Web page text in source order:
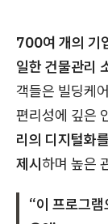
700여 개의 기
일한 건물관리
객들은 빌딩케
편리성에 깊은
리의 디지털화
제시하며 높은
“이 프로그